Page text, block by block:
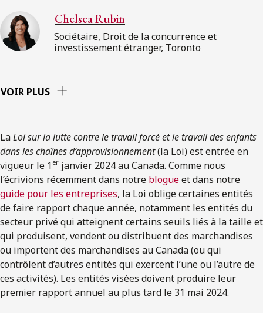
Chelsea Rubin
Sociétaire, Droit de la concurrence et
investissement étranger, Toronto
VOIR PLUS
LaLoi sur la lutte contre le travail forcé et le travail des enfants
dans les chaînes d’approvisionnement(la Loi) est entrée en
vigueur le 1 er janvier 2024 au Canada. Comme nous
l’écrivions récemment dans notre blogueet dans notre
guide pour les entreprises, la Loi oblige certaines entités
de faire rapport chaque année, notamment les entités du
secteur privé qui atteignent certains seuils liés à la taille et
qui produisent, vendent ou distribuent des marchandises
ou importent des marchandises au Canada (ou qui
contrôlent d’autres entités qui exercent l’une ou l’autre de
ces activités). Les entités visées doivent produire leur
premier rapport annuel au plus tard le 31 mai 2024.